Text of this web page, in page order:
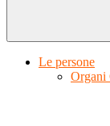
Le persone
Organi